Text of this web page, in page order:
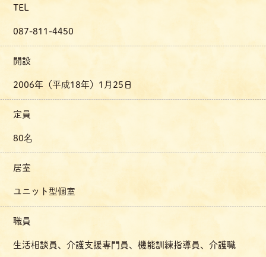
TEL
087-811-4450
開設
2006年（平成18年）1月25日
定員
80名
居室
ユニット型個室
職員
生活相談員、介護支援専門員、機能訓練指導員、介護職